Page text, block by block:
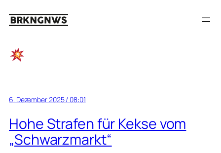
Inhalt
6. Dezember 2025 / 08:01
Hohe Strafen für Kekse vom
„Schwarzmarkt“